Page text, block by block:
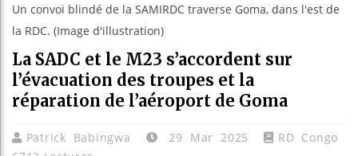
Un convoi blindé de la SAMIRDC traverse Goma, dans l'est de
la RDC. (Image d'illustration)
La SADC et le M23 s’accordent sur
l’évacuation des troupes et la
réparation de l’aéroport de Goma
Patrick Babingwa 29 Mar 2025
RD Congo